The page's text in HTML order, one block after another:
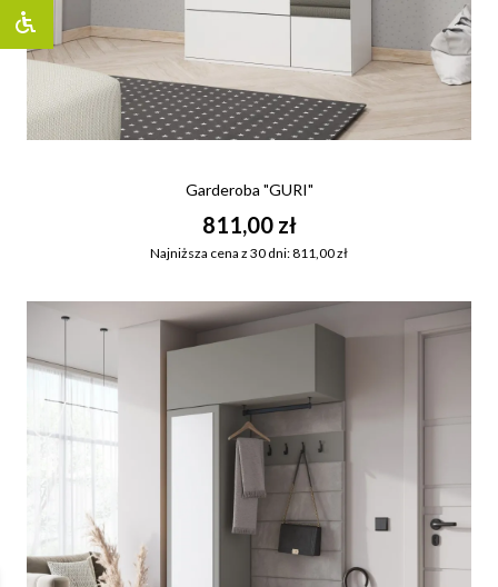
Garderoba "GURI"
811,00 zł
Najniższa cena z 30 dni: 811,00 zł